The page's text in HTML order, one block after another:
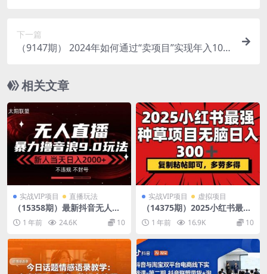
下一篇
（9147期） 2024年如何通过“卖项目”实现年入100
相关文章
实战VIP项目 直播玩法
（15358期）最新抖音无人直
播撸音浪独家9.0玩法，防封智
能黑科技，新手当天日入2000
1 年前 24.6K 10
实战VIP项目 虚拟项目
（14375期）2025小红书最强
种草项目，无脑日入300+，复
制粘帖即可，多劳多得
1 年前 16.9K 10